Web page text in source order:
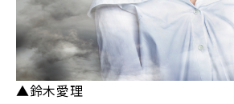
▲鈴木愛理